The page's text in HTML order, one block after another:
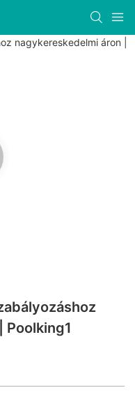
Poolking1